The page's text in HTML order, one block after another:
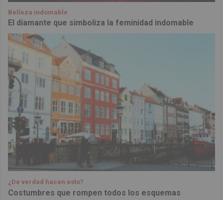
Belleza indomable
El diamante que simboliza la feminidad indomable
¿De verdad hacen esto?
Costumbres que rompen todos los esquemas